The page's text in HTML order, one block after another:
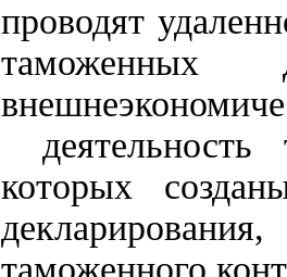
проводят
таможенных
которых
таможенного